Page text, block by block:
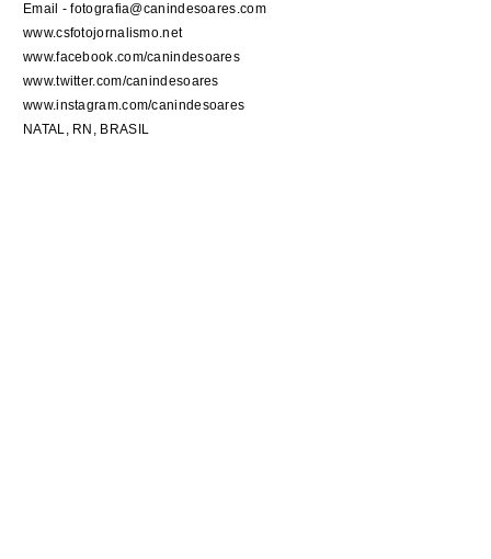
Email - fotografia@canindesoares.com
www.csfotojornalismo.net
www.facebook.com/canindesoares
www.twitter.com/canindesoares
www.instagram.com/canindesoares
NATAL, RN, BRASIL